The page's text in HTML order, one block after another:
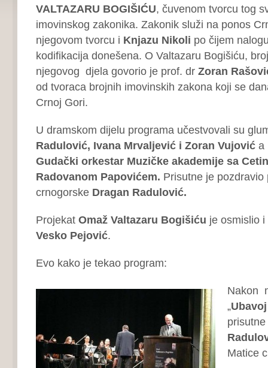
VALTAZARU BOGIŠIĆU, čuvenom tvorcu tog
imovinskog zakonika. Zakonik služi na ponos
njegovom tvorcu i Knjazu Nikoli po čijem
kodifikacija donešena. O Valtazaru Bogišiću,
njegovog djela govorio je prof. dr Zoran
od tvoraca brojnih imovinskih zakona koji se
Crnoj Gori.
U dramskom dijelu programa učestvovali su
Radulović, Ivana Mrvaljević i Zoran Vujovića
Gudački orkestar Muzičke akademije sa
Radovanom Papovićem. Prisutne je
crnogorske Dragan Radulović.
ProjekatOmaž Valtazaru Bogišiću je osmislio
Vesko Pejović.
Evo kako je tekao program:
Nakon
„
Matice